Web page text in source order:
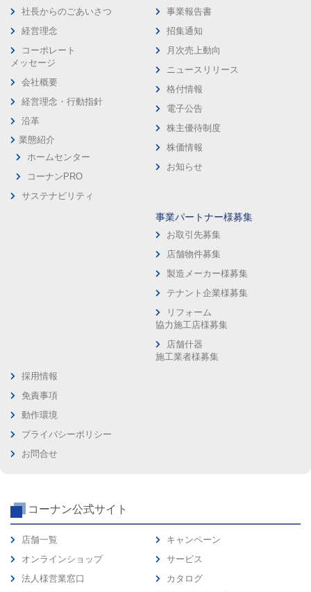
社長からのごあいさつ
経営理念
コーポレート
メッセージ
会社概要
経営理念・行動指針
沿革
業態紹介
ホームセンター
コーナンPRO
サステナビリティ
事業報告書
招集通知
月次売上動向
ニュースリリース
格付情報
電子公告
株主優待制度
株価情報
お知らせ
事業パートナー様募集
お取引先募集
店舗物件募集
製造メーカー様募集
テナント企業様募集
リフォーム
協力施工店様募集
店舗什器
施工業者様募集
採用情報
免責事項
動作環境
プライバシーポリシー
お問合せ
コーナン公式サイト
店舗一覧
オンラインショップ
法人様営業窓口
キャンペーン
サービス
カタログ